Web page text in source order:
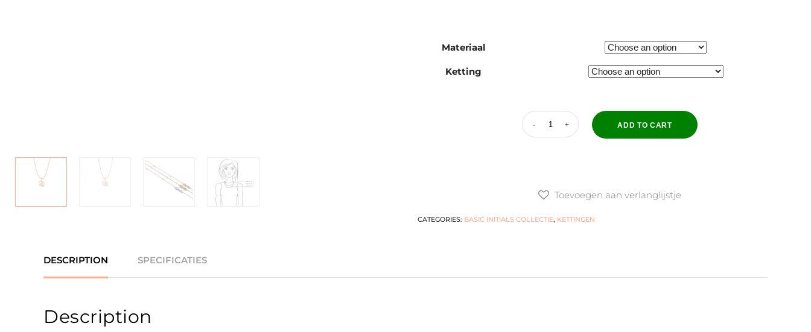
Materiaal
Ketting
ADD TO CART
Toevoegen aan verlanglijstje
CATEGORIES: BASIC INITIALS COLLECTIE, KETTINGEN
DESCRIPTION SPECIFICATIES
Description